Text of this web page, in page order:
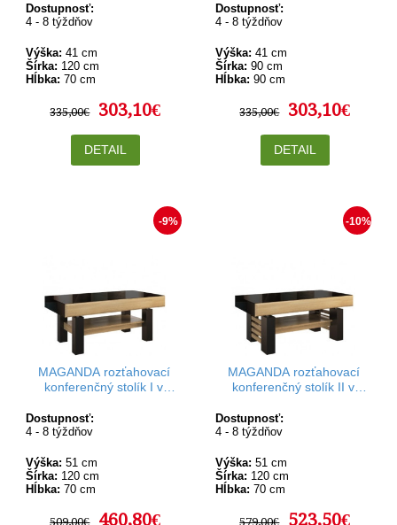
Dostupnosť:
4 - 8 týždňov
Výška: 41 cm
Šírka: 120 cm
Hĺbka: 70 cm
335,00€ 303,10€
DETAIL
Dostupnosť:
4 - 8 týždňov
Výška: 41 cm
Šírka: 90 cm
Hĺbka: 90 cm
335,00€ 303,10€
DETAIL
-9%
MAGANDA rozťahovací
konferenčný stolík I v
Dostupnosť:
4 - 8 týždňov
Výška: 51 cm
Šírka: 120 cm
Hĺbka: 70 cm
509,00€ 460,80€
-10%
MAGANDA rozťahovací
konferenčný stolík II v
Dostupnosť:
4 - 8 týždňov
Výška: 51 cm
Šírka: 120 cm
Hĺbka: 70 cm
579,00€ 523,50€